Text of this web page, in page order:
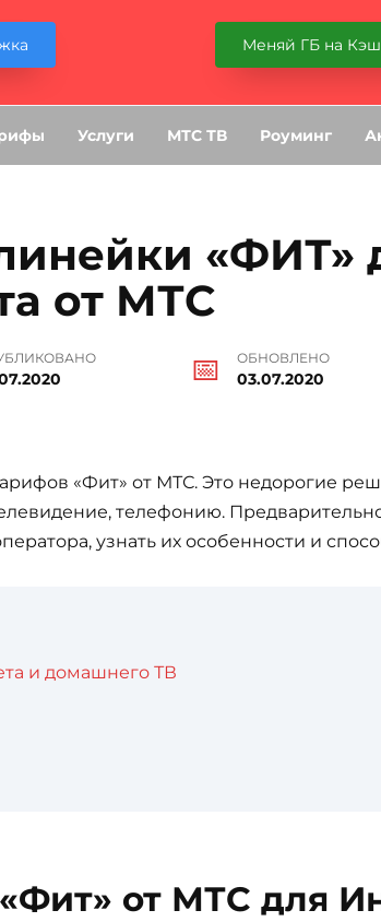
Меняй ГБ на
Услуги МТС ТВ Роуминг
«ФИТ»
от МТС
ОБНОВЛЕНО
03.07.2020
«Фит» от МТС. Это недорогие
телефонию.
узнать их особенности и
и домашнего ТВ
от МТС для